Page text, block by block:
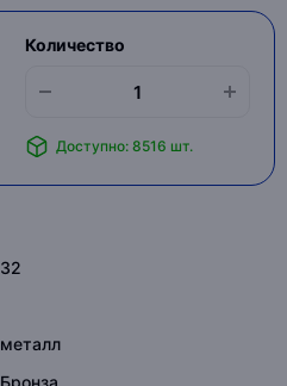
Количество
Доступно: 8516 шт.
32
металл
Бронза